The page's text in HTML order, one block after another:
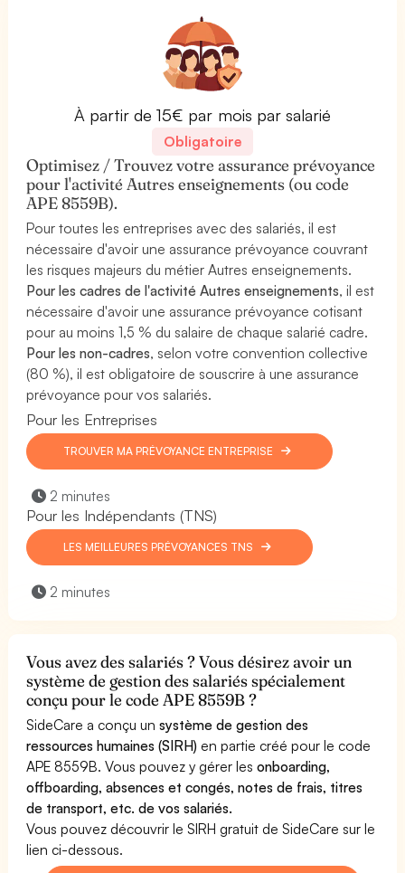
À partir de 15€ par mois par salarié
Obligatoire
Optimisez / Trouvez votre assurance prévoyance
pour l'activité Autres enseignements (ou code
APE 8559B).
Pour toutes les entreprises avec des salariés, il est
nécessaire d'avoir une assurance prévoyance couvrant
les risques majeurs du métier Autres enseignements.
Pour les cadres de l'activité Autres enseignements, il est
nécessaire d'avoir une assurance prévoyance cotisant
pour au moins 1,5 % du salaire de chaque salarié cadre.
Pour les non-cadres, selon votre convention collective
(80 %), il est obligatoire de souscrire à une assurance
prévoyance pour vos salariés.
Pour les Entreprises
TROUVER MA PRÉVOYANCE ENTREPRISE
2 minutes
Pour les Indépendants (TNS)
LES MEILLEURES PRÉVOYANCES TNS
2 minutes
Vous avez des salariés ? Vous désirez avoir un
système de gestion des salariés spécialement
conçu pour le code APE 8559B ?
SideCare a conçu unsystème de gestion des
ressources humaines (SIRH) en partie créé pour le code
APE 8559B. Vous pouvez y gérer lesonboarding,
offboarding, absences et congés, notes de frais, titres
de transport, etc. de vos salariés.
Vous pouvez découvrir le SIRH gratuit de SideCare sur le
lien ci-dessous.